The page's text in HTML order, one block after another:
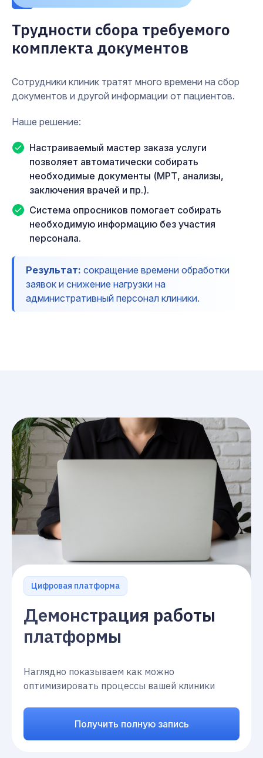
Трудности сбора требуемого
комплекта документов
Сотрудники клиник тратят много времени на сбор
документов и другой информации от пациентов.
Наше решение:
Настраиваемый мастер заказа услуги
позволяет автоматически собирать
необходимые документы (МРТ, анализы,
заключения врачей и пр.).
Система опросников помогает собирать
необходимую информацию без участия
персонала.
Результат: сокращение времени обработки
заявок и снижение нагрузки на
административный персонал клиники.
Цифровая платформа
Демонстрация работы
платформы
Наглядно показываем как можно
оптимизировать процессы вашей клиники
Получить полную запись